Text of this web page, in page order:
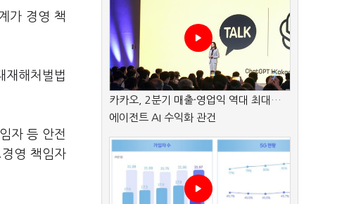
가 경영 책
재해처벌법
자 등 안전
영 책임자
카카오, 2분기 매출·영업익 역대 최대…
에이전트 AI 수익화 관건